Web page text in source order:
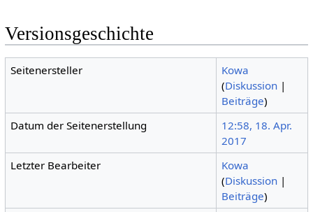
Versionsgeschichte
Seitenersteller
Kowa
(Diskussion |
Beiträge)
Datum der Seitenerstellung
12:58, 18. Apr.
2017
Letzter Bearbeiter
Kowa
(Diskussion |
Beiträge)